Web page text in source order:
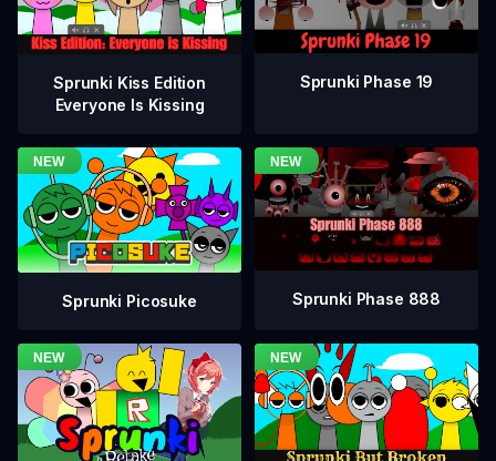
Sprunki Kiss Edition
Everyone Is Kissing
Sprunki Phase 19
Sprunki Picosuke Sprunki Phase 888